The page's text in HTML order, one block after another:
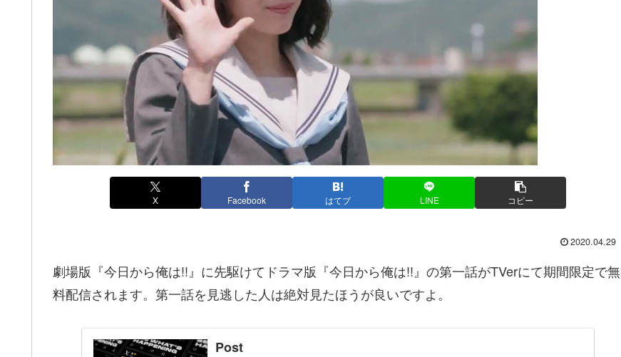
X Facebook はてブ LINE コピー
2020.04.29
劇場版『今日から俺は!!』に先駆けてドラマ版『今日から俺は!!』の第一話がTVerにて期間限定で無
料配信されます。第一話を見逃した人は絶対見たほうが良いですよ。
Post